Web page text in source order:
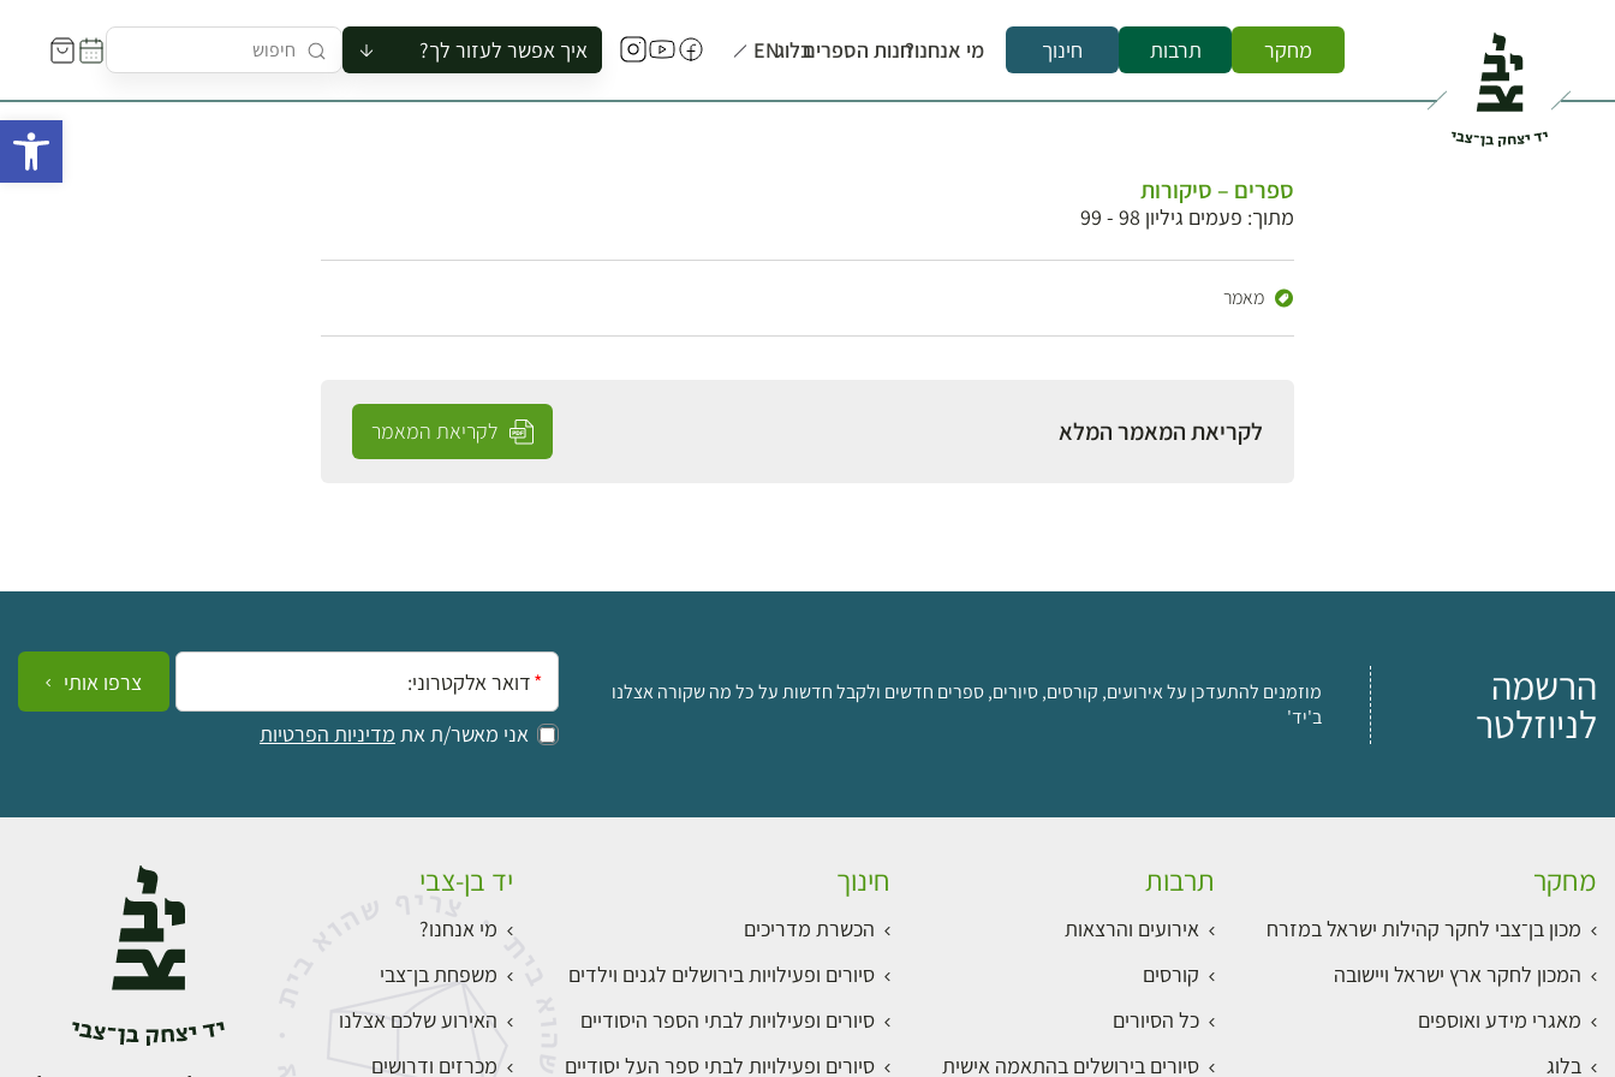
מחקר תרבות חינוך מי אנחנו?חנות הספריםבלוגEN איך אפשר לעזור לך?
להזמין סיור לקבוצה
ספרים – סיקורות
מתוך: פעמים גיליון 98 - 99
מאמר
לקריאת המאמר המלא לקריאת המאמר
הרשמה
לניוזלטר
מוזמנים להתעדכן על אירועים, קורסים, סיורים, ספרים חדשים ולקבל חדשות על כל מה שקורה אצלנו
ב'יד'
אימייל:
אני מאשר/ת את מדיניות הפרטיות
צרפו אותי
מחקר
מכון בן־צבי לחקר קהילות ישראל במזרח
המכון לחקר ארץ ישראל ויישובה
מאגרי מידע ואוספים
בלוג
תרבות
אירועים והרצאות
קורסים
כל הסיורים
סיורים בירושלים בהתאמה אישית
חינוך
הכשרת מדריכים
סיורים ופעילויות בירושלים לגנים וילדים
סיורים ופעילויות לבתי הספר היסודיים
סיורים ופעילויות לבתי ספר העל יסודיים
יד בן-צבי
מי אנחנו?
משפחת בן־צבי
האירוע שלכם אצלנו
מכרזים ודרושים